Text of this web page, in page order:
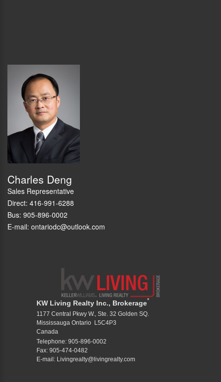
Charles Deng
Sales Representative
Direct: 416-991-6288
Bus: 905-896-0002
E-mail: ontariodc@outlook.com
KW Living Realty Inc., Brokerage*
1177 Central Pkwy W., Ste. 32 Golden SQ.
Mississauga Ontario L5C4P3
Canada
Telephone: 905-896-0002
Fax: 905-474-0482
E-mail: Livingrealty@livingrealty.com